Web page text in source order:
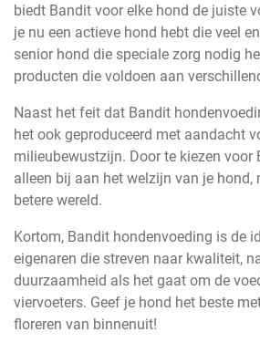
biedt Bandit voor elke hond de juiste
je nu een actieve hond hebt die veel
senior hond die speciale zorg nodig
producten die voldoen aan
Naast het feit dat Bandit
het ook geproduceerd met aandacht
milieubewustzijn. Door te kiezen voor
alleen bij aan het welzijn van je hond,
betere wereld.
Kortom, Bandit hondenvoeding is de
eigenaren die streven naar kwaliteit,
duurzaamheid als het gaat om de
viervoeters. Geef je hond het beste
floreren van binnenuit!